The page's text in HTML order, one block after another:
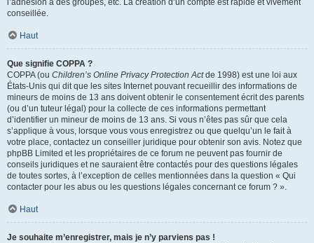
l’adhésion à des groupes, etc. La création d’un compte est rapide et vivement
conseillée.
Haut
Que signifie COPPA ?
COPPA (ou Children’s Online Privacy Protection Actde 1998) est une loi aux
États-Unis qui dit que les sites Internet pouvant recueillir des informations de
mineurs de moins de 13 ans doivent obtenir le consentement écrit des parents
(ou d’un tuteur légal) pour la collecte de ces informations permettant
d’identifier un mineur de moins de 13 ans. Si vous n’êtes pas sûr que cela
s’applique à vous, lorsque vous vous enregistrez ou que quelqu’un le fait à
votre place, contactez un conseiller juridique pour obtenir son avis. Notez que
phpBB Limited et les propriétaires de ce forum ne peuvent pas fournir de
conseils juridiques et ne sauraient être contactés pour des questions légales
de toutes sortes, à l’exception de celles mentionnées dans la question « Qui
contacter pour les abus ou les questions légales concernant ce forum ? ».
Haut
Je souhaite m’enregistrer, mais je n’y parviens pas !